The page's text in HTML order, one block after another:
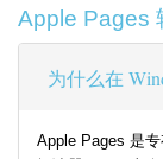
Apple Pages
为什么在
Apple Pages 是